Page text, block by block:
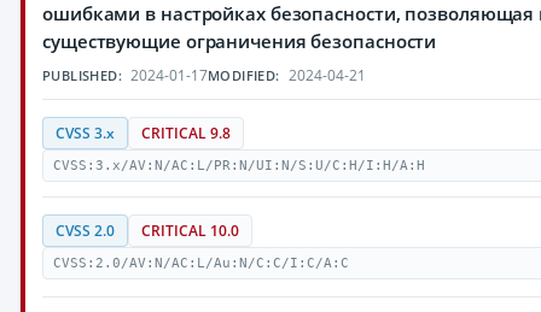
ошибками в настройках безопасности,
существующие ограничения безопасности
PUBLISHED: 2024-01-17MODIFIED: 2024-04-21
CVSS 3.x CRITICAL 9.8
CVSS:3.x/AV:N/AC:L/PR:N/UI:N/S:U/C:H/I:H/A:H
CVSS 2.0 CRITICAL 10.0
CVSS:2.0/AV:N/AC:L/Au:N/C:C/I:C/A:C